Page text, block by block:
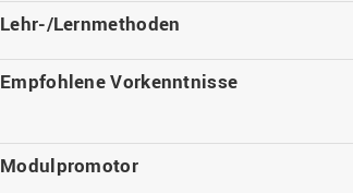
Lehr-/Lernmethoden
Empfohlene Vorkenntnisse
Modulpromotor